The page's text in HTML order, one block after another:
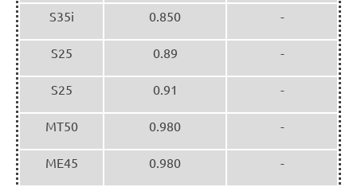
S35i 0.850 -
S25 0.89 -
S25 0.91 -
MT50 0.980 -
ME45 0.980 -